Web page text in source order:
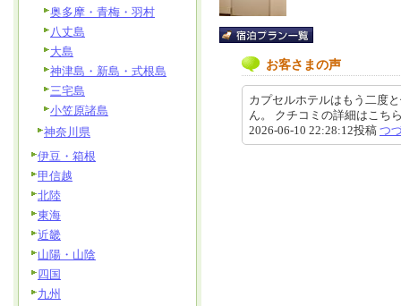
お客さまの声
カプセルホテルはもう二度
ん。 クチコミの詳細はこ
2026-06-10 22:28:12投稿 つ
奥多摩・青梅・羽村
八丈島
大島
神津島・新島・式根島
三宅島
小笠原諸島
神奈川県
伊豆・箱根
甲信越
北陸
東海
近畿
山陽・山陰
四国
九州